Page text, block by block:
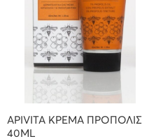
APIVITA ΚΡΕΜΑ ΠΡΟΠΟΛΙΣ
40ML